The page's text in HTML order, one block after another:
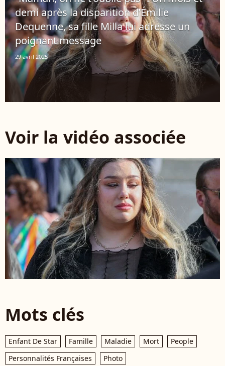
demi après la disparition d’Émilie
Dequenne, sa fille Milla lui adresse un
poignant message
29 avril 2025
Voir la vidéo associée
Mots clés
Enfant De Star Famille Maladie Mort
People
Personnalités Françaises
Photo